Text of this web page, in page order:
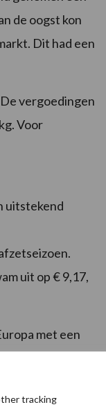
tracking
de oogst kon
Dit had een
vergoedingen
Voor
uitstekend
uit op € 9,17,
met een
Ditta tot €